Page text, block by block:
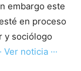
embargo este
en proceso
y sociólogo
Ver noticia ···